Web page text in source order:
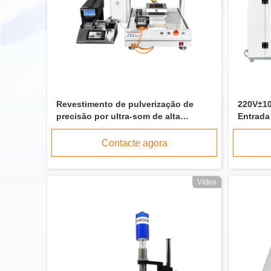
Revestimento de pulverização de
precisão por ultra-som de alta
frequência com tecnologia de ultra-
Contacte agora
Spray
Vídeo